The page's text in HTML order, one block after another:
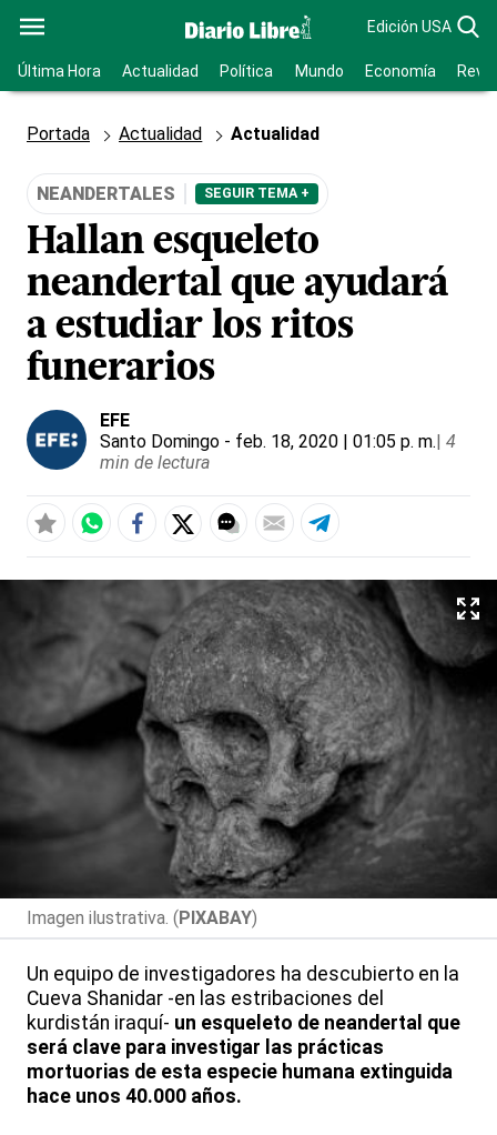
Edición USA
Última Hora Actualidad Política Mundo Economía
Portada Actualidad Actualidad
NEANDERTALES SEGUIR TEMA +
Hallan esqueleto
neandertal que ayudará
a estudiar los ritos
funerarios
EFE
Santo Domingo - feb. 18, 2020 | 01:05 p. m.| 4
min de lectura
Imagen ilustrativa. (PIXABAY)
Un equipo de investigadores ha descubierto en la
Cueva Shanidar -en las estribaciones del
kurdistán iraquí- un esqueleto de neandertal que
será clave para investigar las prácticas
mortuorias de esta especie humana extinguida
hace unos 40.000 años.